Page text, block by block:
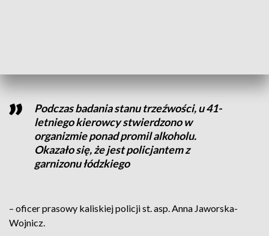
Podczas badania stanu trzeźwości, u 41-
letniego kierowcy stwierdzono w
organizmie ponad promil alkoholu.
Okazało się, że jest policjantem z
garnizonu łódzkiego
– oficer prasowy kaliskiej policji st. asp. Anna Jaworska-
Wojnicz.